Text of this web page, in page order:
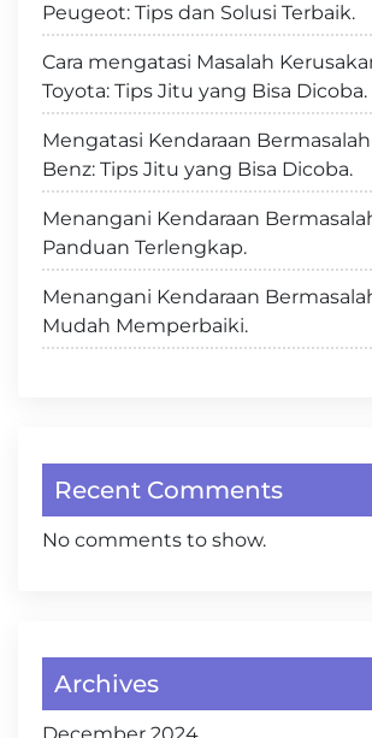
Peugeot: Tips dan Solusi Terbaik.
Cara mengatasi Masalah
Toyota: Tips Jitu yang Bisa Dicoba.
Mengatasi Kendaraan
Benz: Tips Jitu yang Bisa Dicoba.
Menangani Kendaraan
Panduan Terlengkap.
Menangani Kendaraan
Mudah Memperbaiki.
Recent Comments
No comments to show.
Archives